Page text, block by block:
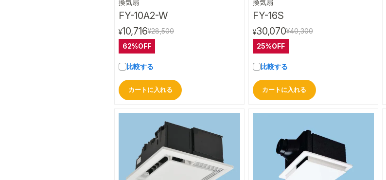
換気扇
FY-10A2-W
¥10,716¥28,500
62%OFF
比較する
カートに入れる
換気扇
FY-16S
¥30,070¥40,300
25%OFF
比較する
カートに入れる